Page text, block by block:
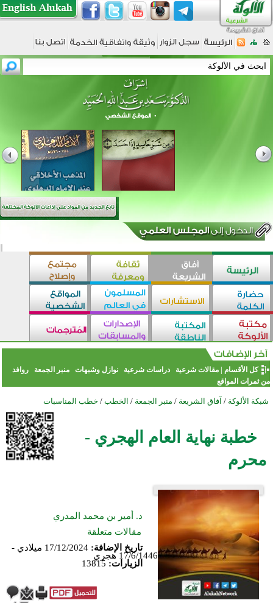
كل الأقسام |مقالات شرعية دراسات شرعية نوازل وشبهات منبر الجمعة
روافد
من ثمرات المواقع
شبكة الألوكة / آفاق الشريعة / منبر الجمعة / الخطب / خطب المناسبات
خطبة نهاية العام الهجري -
محرم
د. أمير بن محمد المدري
مقالات متعلقة
تاريخ الإضافة:
17/12/2024 ميلادي -
17/6/1446 هجري
الزيارات: 13815